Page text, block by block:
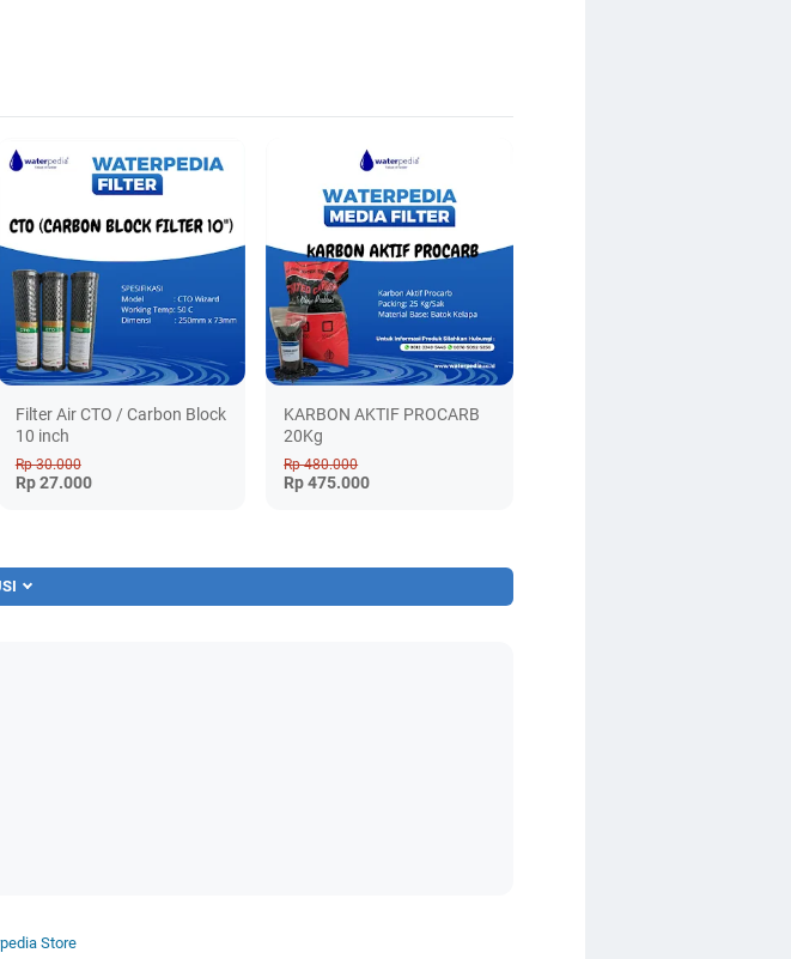
Filter Air CTO / Carbon Block
10 inch
Rp 30.000
Rp 27.000
KARBON AKTIF PROCARB
20Kg
Rp 480.000
Rp 475.000
Store